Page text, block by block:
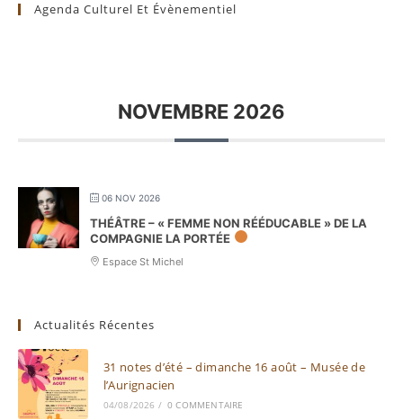
Agenda Culturel Et Évènementiel
NOVEMBRE 2026
06 NOV 2026
THÉÂTRE – « FEMME NON RÉÉDUCABLE » DE LA
COMPAGNIE LA PORTÉE
Espace St Michel
Actualités Récentes
31 notes d’été – dimanche 16 août – Musée de
l’Aurignacien
04/08/2026 / 0 COMMENTAIRE